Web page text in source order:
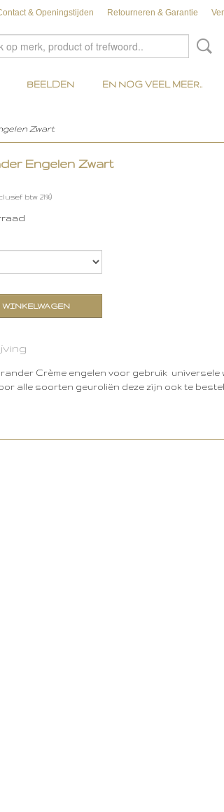
& Openingstijden Retourneren & Garantie
BEELDEN EN NOG VEEL MEER..
Zwart
Engelen Zwart
btw 21%)
Crème engelen voor gebruik universele
alle soorten geuroliën deze zijn ook te